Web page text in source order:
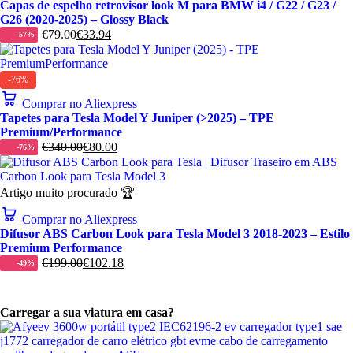
Capas de espelho retrovisor look M para BMW i4 / G22 / G23 /
G26 (2020-2025) – Glossy Black
-57% €79.00€33.94
-76%
Comprar no Aliexpress
Tapetes para Tesla Model Y Juniper (>2025) – TPE
Premium/Performance
-76% €340.00€80.00
Artigo muito procurado 🏆
Comprar no Aliexpress
Difusor ABS Carbon Look para Tesla Model 3 2018-2023 – Estilo
Premium Performance
-49% €199.00€102.18
Carregar a sua viatura em casa?